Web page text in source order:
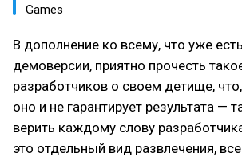
Games
В дополнение ко всему, что уже
демоверсии, приятно прочесть
разработчиков о своем детище,
оно и не гарантирует результата —
верить каждому слову
это отдельный вид развлечения,